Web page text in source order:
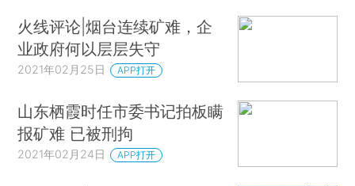
火线评论|烟台连续矿难，企
业政府何以层层失守
2021年02月25日 APP打开
山东栖霞时任市委书记拍板瞒
报矿难 已被刑拘
2021年02月24日 APP打开